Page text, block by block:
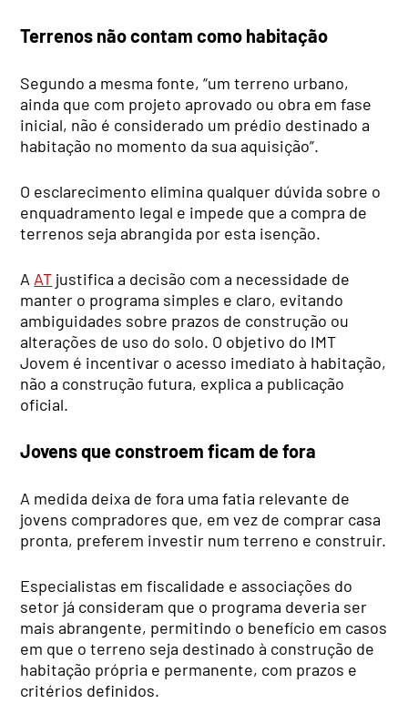
Terrenos não contam como habitação
Segundo a mesma fonte, “um terreno urbano,
ainda que com projeto aprovado ou obra em fase
inicial, não é considerado um prédio destinado a
habitação no momento da sua aquisição”.
O esclarecimento elimina qualquer dúvida sobre o
enquadramento legal e impede que a compra de
terrenos seja abrangida por esta isenção.
A AT justifica a decisão com a necessidade de
manter o programa simples e claro, evitando
ambiguidades sobre prazos de construção ou
alterações de uso do solo. O objetivo do IMT
Jovem é incentivar o acesso imediato à habitação,
não a construção futura, explica a publicação
oficial.
Jovens que constroem ficam de fora
A medida deixa de fora uma fatia relevante de
jovens compradores que, em vez de comprar casa
pronta, preferem investir num terreno e construir.
Especialistas em fiscalidade e associações do
setor já consideram que o programa deveria ser
mais abrangente, permitindo o benefício em casos
em que o terreno seja destinado à construção de
habitação própria e permanente, com prazos e
critérios definidos.